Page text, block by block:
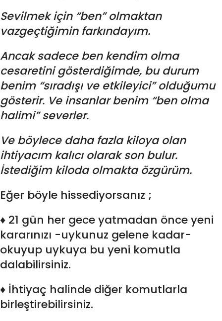
Sevilmek için “ben” olmaktan
vazgeçtiğimin farkındayım.
Ancak sadece ben kendim olma
cesaretini gösterdiğimde, bu durum
benim “sıradışı ve etkileyici” olduğumu
gösterir. Ve insanlar benim “ben olma
halimi” severler.
Ve böylece daha fazla kiloya olan
ihtiyacım kalıcı olarak son bulur.
İstediğim kiloda olmakta özgürüm.
Eğer böyle hissediyorsanız ;
♦ 21 gün her gece yatmadan önce yeni
kararınızı -uykunuz gelene kadar-
okuyup uykuya bu yeni komutla
dalabilirsiniz.
♦ İhtiyaç halinde diğer komutlarla
birleştirebilirsiniz.